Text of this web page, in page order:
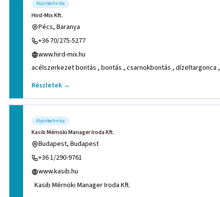
Alpintechnika
Hird-Mix Kft.
Pécs, Baranya
+36 70/275-5277
www.hird-mix.hu
acélszerkezet bontás , bontás , csarnokbontás ,
Részletek →
Alpintechnika
Kasib Mérnöki Manager Iroda Kft.
Budapest, Budapest
+36 1/290-9761
www.kasib.hu
Kasib Mérnöki Manager Iroda Kft.